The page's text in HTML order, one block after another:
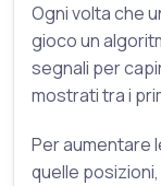
Ogni volta che
gioco un
segnali per
mostrati tra i
Per aumentare
quelle